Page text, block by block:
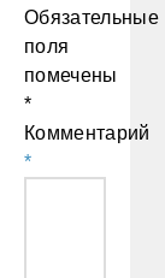
Обязательные
поля
помечены
*
Комментарий
*